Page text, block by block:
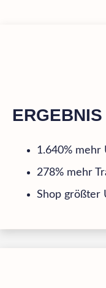
ERGEBNIS
1.640% mehr
278% mehr
Shop größter